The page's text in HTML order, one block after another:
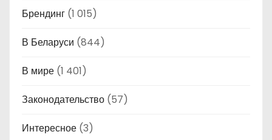
Брендинг (1 015)
В Беларуси (844)
В мире (1 401)
Законодательство (57)
Интересное (3)